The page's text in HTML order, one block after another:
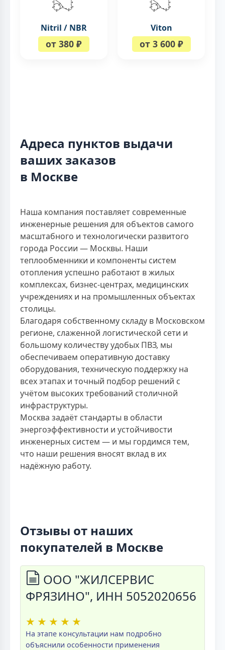
Nitril / NBR
от 380 ₽
Viton
от 3 600 ₽
Адреса пунктов выдачи
ваших заказов
в Москве
Наша компания поставляет современные
инженерные решения для объектов самого
масштабного и технологически развитого
города России — Москвы. Наши
теплообменники и компоненты систем
отопления успешно работают в жилых
комплексах, бизнес-центрах, медицинских
учреждениях и на промышленных объектах
столицы.
Благодаря собственному складу в Московском
регионе, слаженной логистической сети и
большому количеству удобых ПВЗ, мы
обеспечиваем оперативную доставку
оборудования, техническую поддержку на
всех этапах и точный подбор решений с
учётом высоких требований столичной
инфраструктуры.
Москва задаёт стандарты в области
энергоэффективности и устойчивости
инженерных систем — и мы гордимся тем,
что наши решения вносят вклад в их
надёжную работу.
Отзывы от наших
покупателей в Москве
ООО "ЖИЛСЕРВИС
ФРЯЗИНО", ИНН 5052020656
★ ★ ★ ★ ★
На этапе консультации нам подробно
объяснили особенности применения